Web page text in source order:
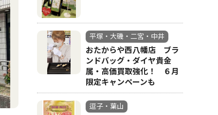
平塚・大磯・二宮・中井
おたからや西八幡店 ブラ
ンドバッグ・ダイヤ貴金
属・高価買取強化！ ６月
限定キャンペーンも
逗子・葉山